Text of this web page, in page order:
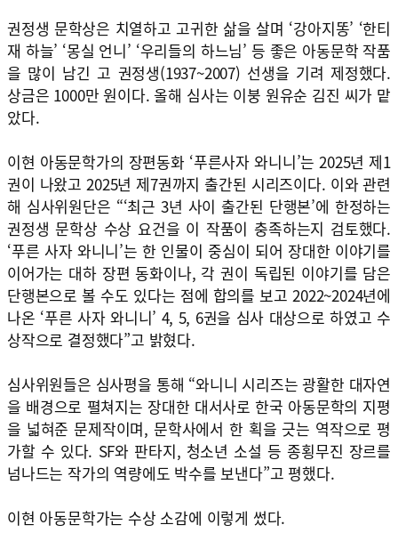
권정생 문학상은 치열하고 고귀한 삶을 살며 ‘강아지똥’ ‘한티
재 하늘’ ‘몽실 언니’ ‘우리들의 하느님’ 등 좋은 아동문학 작품
을 많이 남긴 고 권정생(1937~2007) 선생을 기려 제정했다.
상금은 1000만 원이다. 올해 심사는 이붕 원유순 김진 씨가 맡
았다.
이현 아동문학가의 장편동화 ‘푸른사자 와니니’는 2025년 제1
권이 나왔고 2025년 제7권까지 출간된 시리즈이다. 이와 관련
해 심사위원단은 “‘최근 3년 사이 출간된 단행본’에 한정하는
권정생 문학상 수상 요건을 이 작품이 충족하는지 검토했다.
‘푸른 사자 와니니’는 한 인물이 중심이 되어 장대한 이야기를
이어가는 대하 장편 동화이나, 각 권이 독립된 이야기를 담은
단행본으로 볼 수도 있다는 점에 합의를 보고 2022~2024년에
나온 ‘푸른 사자 와니니’ 4, 5, 6권을 심사 대상으로 하였고 수
상작으로 결정했다”고 밝혔다.
심사위원들은 심사평을 통해 “와니니 시리즈는 광활한 대자연
을 배경으로 펼쳐지는 장대한 대서사로 한국 아동문학의 지평
을 넓혀준 문제작이며, 문학사에서 한 획을 긋는 역작으로 평
가할 수 있다. SF와 판타지, 청소년 소설 등 종횡무진 장르를
넘나드는 작가의 역량에도 박수를 보낸다”고 평했다.
이현 아동문학가는 수상 소감에 이렇게 썼다.